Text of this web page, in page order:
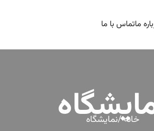
ماتماس با ما
خانه /نمایشگاه